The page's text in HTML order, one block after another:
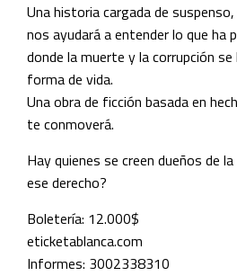
Una historia cargada de
nos ayudará a entender lo que ha
donde la muerte y la corrupción
forma de vida.
Una obra de ficción basada en
te conmoverá.
Hay quienes se creen dueños de
ese derecho?
Boletería: 12.000$
eticketablanca.com
Informes: 3002338310